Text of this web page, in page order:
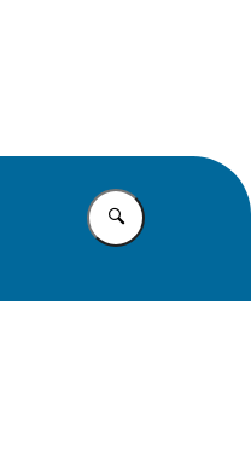
Vul in wat u